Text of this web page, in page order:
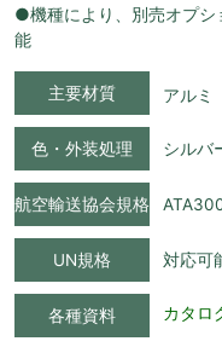
●機種により、別売オプシ
能
主要材質 アルミ
色・外装処理 シルバ
航空輸送協会規格
UN規格 対応可
各種資料 カタロ